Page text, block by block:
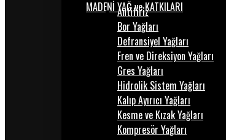
MADENİ YAĞ ve KATKILARI
Antifiriz
Bor Yağları
Defransiyel Yağları
Fren ve Direksiyon Yağları
Gres Yağları
Hidrolik Sistem Yağları
Kalıp Ayırıcı Yağları
Kesme ve Kızak Yağları
Kompresör Yağları